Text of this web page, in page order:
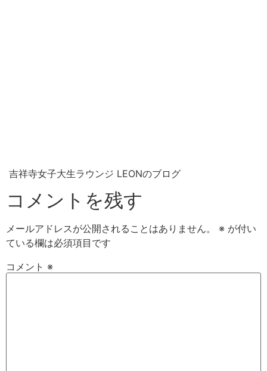
吉祥寺女子大生ラウンジ LEONのブログ
コメントを残す
メールアドレスが公開されることはありません。 ※ が付い
ている欄は必須項目です
コメント ※